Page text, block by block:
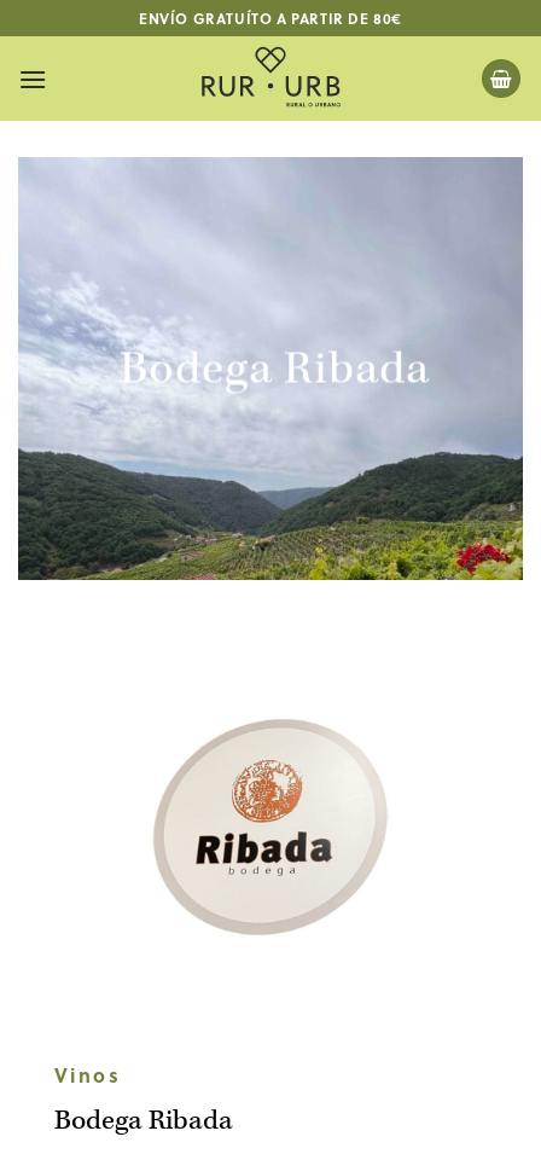
al
contenido
ENVÍO GRATUÍTO A PARTIR DE 80€
Bodega Ribada
Vinos
Bodega Ribada